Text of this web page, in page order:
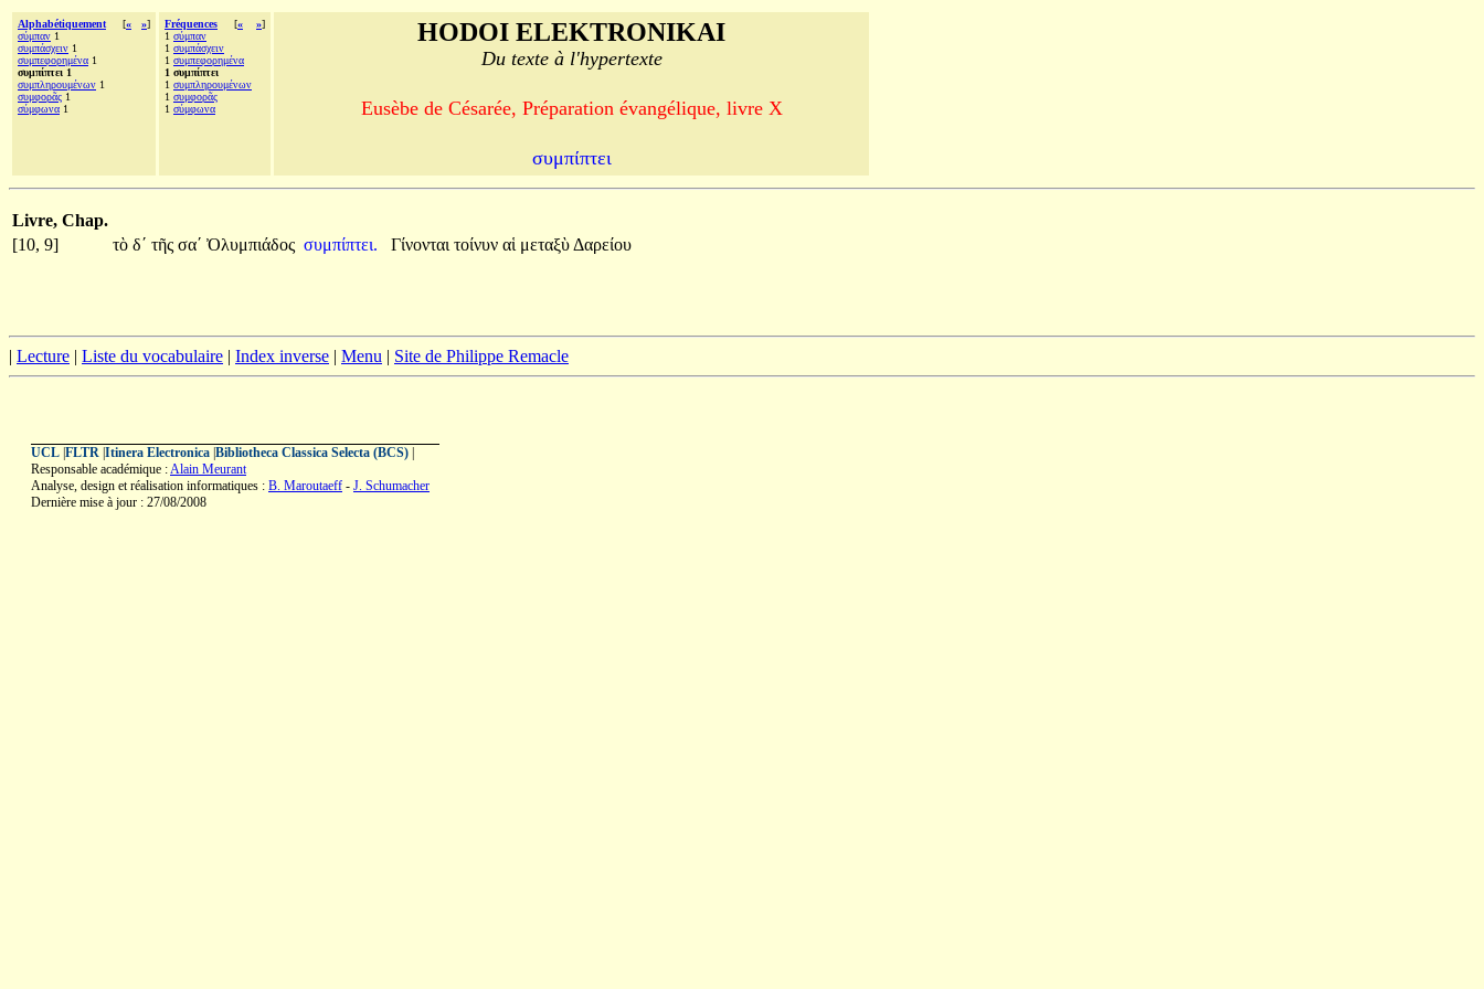
Alphabétiquement [« »]
σύμπαν 1
συμπάσχειν 1
συμπεφορημένα 1
συμπίπτει 1
συμπληρουμένων 1
συμφορᾶς 1
σύμφωνα 1
Fréquences [« »]
1 σύμπαν
1 συμπάσχειν
1 συμπεφορημένα
1 συμπίπτει
1 συμπληρουμένων
1 συμφορᾶς
1 σύμφωνα
HODOI ELEKTRONIKAI
Du texte à l'hypertexte
Eusèbe de Césarée, Préparation évangélique, livre X
συμπίπτει
Livre, Chap.
[10, 9]
τὸ δʹ τῆς σαʹ Ὀλυμπιάδος συμπίπτει. Γίνονται τοίνυν αἱ μεταξὺ Δαρείου
| Lecture | Liste du vocabulaire | Index inverse | Menu | Site de Philippe Remacle
UCL FLTR Itinera Electronica Bibliotheca Classica Selecta (BCS)
Responsable académique :Alain Meurant
Analyse, design et réalisation informatiques : B. Maroutaeff - J. Schumacher
Dernière mise à jour : 27/08/2008